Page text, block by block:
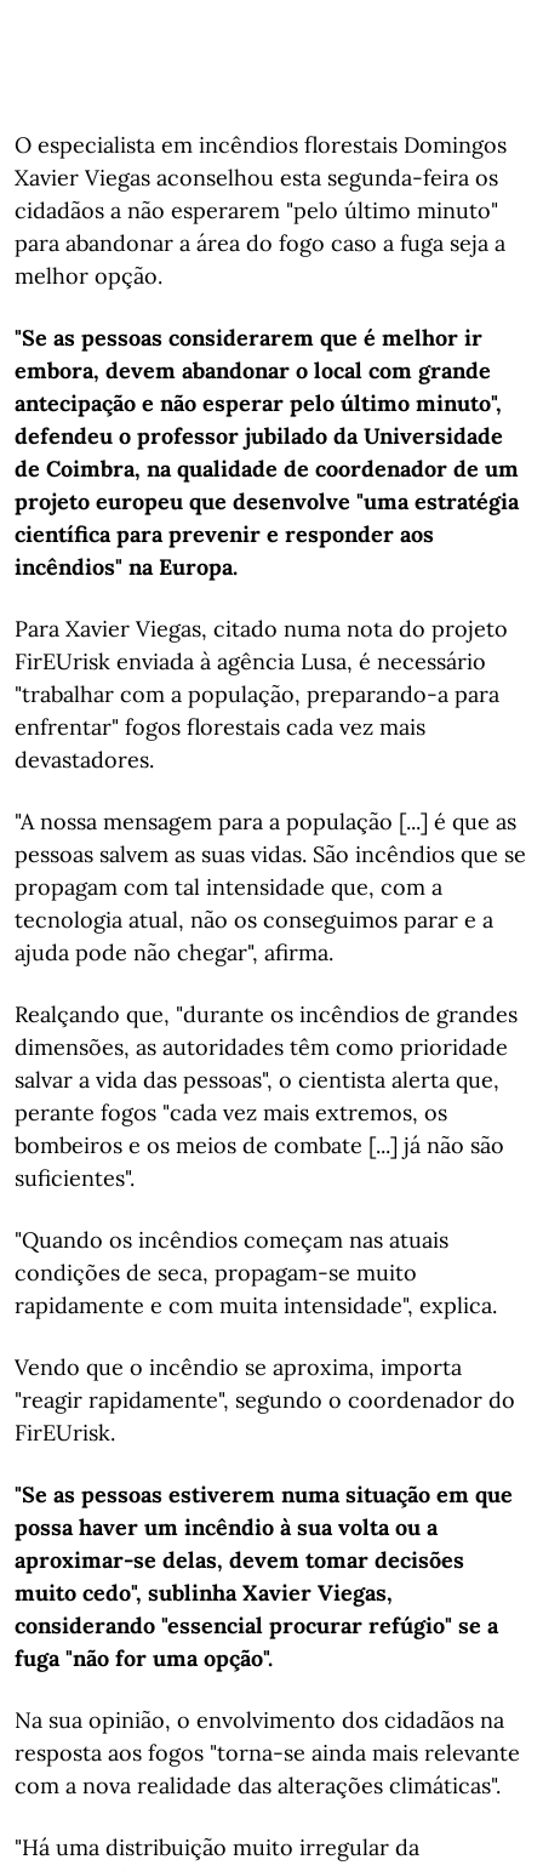
O especialista em incêndios florestais Domingos
Xavier Viegas aconselhou esta segunda-feira os
cidadãos a não esperarem "pelo último minuto"
para abandonar a área do fogo caso a fuga seja a
melhor opção.
"Se as pessoas considerarem que é melhor ir
embora, devem abandonar o local com grande
antecipação e não esperar pelo último minuto",
defendeu o professor jubilado da Universidade
de Coimbra, na qualidade de coordenador de um
projeto europeu que desenvolve "uma estratégia
científica para prevenir e responder aos
incêndios" na Europa.
Para Xavier Viegas, citado numa nota do projeto
FirEUrisk enviada à agência Lusa, é necessário
"trabalhar com a população, preparando-a para
enfrentar" fogos florestais cada vez mais
devastadores.
"A nossa mensagem para a população [...] é que as
pessoas salvem as suas vidas. São incêndios que se
propagam com tal intensidade que, com a
tecnologia atual, não os conseguimos parar e a
ajuda pode não chegar", afirma.
Realçando que, "durante os incêndios de grandes
dimensões, as autoridades têm como prioridade
salvar a vida das pessoas", o cientista alerta que,
perante fogos "cada vez mais extremos, os
bombeiros e os meios de combate [...] já não são
suficientes".
"Quando os incêndios começam nas atuais
condições de seca, propagam-se muito
rapidamente e com muita intensidade", explica.
Vendo que o incêndio se aproxima, importa
"reagir rapidamente", segundo o coordenador do
FirEUrisk.
"Se as pessoas estiverem numa situação em que
possa haver um incêndio à sua volta ou a
aproximar-se delas, devem tomar decisões
muito cedo", sublinha Xavier Viegas,
considerando "essencial procurar refúgio" se a
fuga "não for uma opção".
Na sua opinião, o envolvimento dos cidadãos na
resposta aos fogos "torna-se ainda mais relevante
com a nova realidade das alterações climáticas".
"Há uma distribuição muito irregular da